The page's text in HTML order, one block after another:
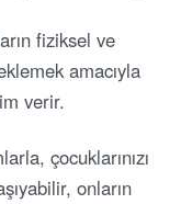
fiziksel ve
amacıyla
verir.
çocuklarınızı
onların